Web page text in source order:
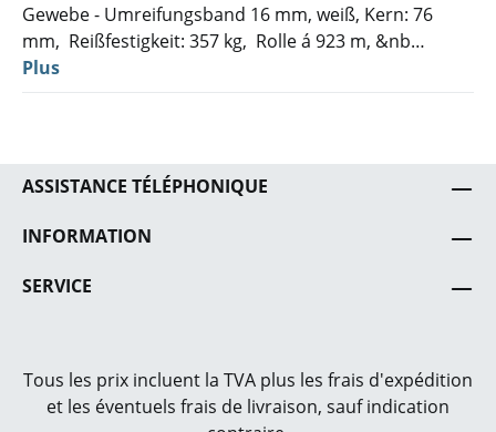
Gewebe - Umreifungsband 16 mm, weiß, Kern: 76
mm, Reißfestigkeit: 357 kg, Rolle á 923 m, &nb…
Plus
ASSISTANCE TÉLÉPHONIQUE
INFORMATION
SERVICE
Tous les prix incluent la TVA plus les frais d'expédition
et les éventuels frais de livraison, sauf indication